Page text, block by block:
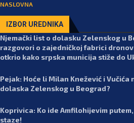
NASLOVNA
IZBOR UREDNIKA
Njemački list o dolasku Zelenskog u
razgovori o zajedničkoj fabrici
otkrio kako srpska municija stiže do
Pejak: Hoće li Milan Knežević i
dolaska Zelenskog u Beograd?
Koprivica: Ko ide Amfilohijevim
staze!